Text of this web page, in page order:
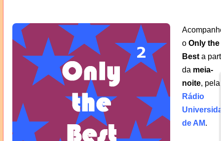
o Only the
Besta
da meia-
noite, pela
Rádio
de AM.